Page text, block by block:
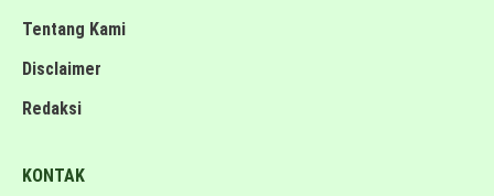
Tentang Kami
Disclaimer
Redaksi
KONTAK